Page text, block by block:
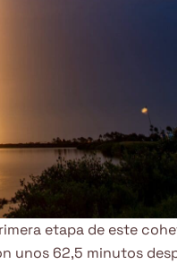
etapa de este
unos 62,5 minutos